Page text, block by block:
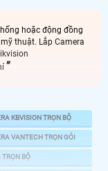
hoặc động đồng
thuật. Lắp Camera
KBVISION TRỌN BỘ
VANTECH TRỌN GÓI
TRỌN BỘ